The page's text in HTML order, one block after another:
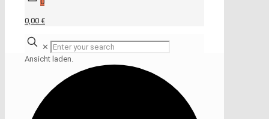
0,00 €
✕
Ansicht laden.